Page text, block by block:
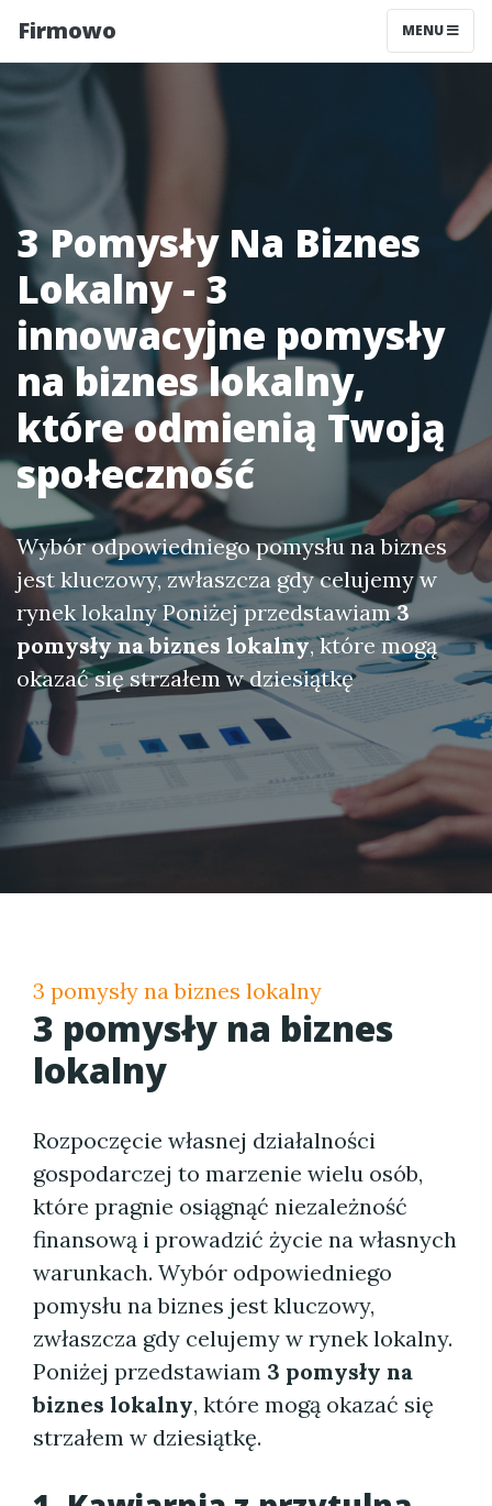
Firmowo MENU
3 Pomysły Na Biznes
Lokalny - 3
innowacyjne pomysły
na biznes lokalny,
które odmienią Twoją
społeczność
Wybór odpowiedniego pomysłu na biznes
jest kluczowy, zwłaszcza gdy celujemy w
rynek lokalny Poniżej przedstawiam3
pomysły na biznes lokalny, które mogą
okazać się strzałem w dziesiątkę
3 pomysły na biznes lokalny
3 pomysły na biznes
lokalny
Rozpoczęcie własnej działalności
gospodarczej to marzenie wielu osób,
które pragnie osiągnąć niezależność
finansową i prowadzić życie na własnych
warunkach. Wybór odpowiedniego
pomysłu na biznes jest kluczowy,
zwłaszcza gdy celujemy w rynek lokalny.
Poniżej przedstawiam 3 pomysły na
biznes lokalny, które mogą okazać się
strzałem w dziesiątkę.